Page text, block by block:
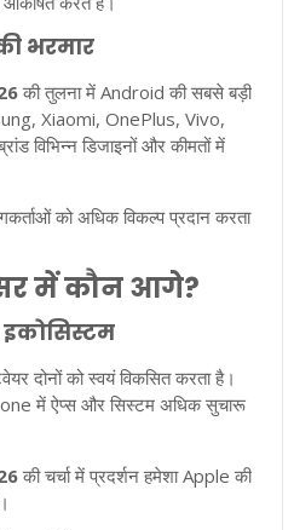
भरमार
की तुलना में Android की सबसे बड़ी
Xiaomi, OnePlus, Vivo,
विभिन्न डिजाइनों और कीमतों में
को अधिक विकल्प प्रदान करता
में कौन आगे?
दोनों को स्वयं विकसित करता है।
में ऐप्स और सिस्टम अधिक सुचारू
की चर्चा में प्रदर्शन हमेशा Apple की